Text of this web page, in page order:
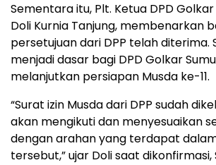
Sementara itu, Plt. Ketua DPD
Doli Kurnia Tanjung, membenarkan
persetujuan dari DPP telah diterima.
menjadi dasar bagi DPD Golkar
melanjutkan persiapan Musda ke-11.
“Surat izin Musda dari DPP sudah
akan mengikuti dan menyesuaikan
dengan arahan yang terdapat
tersebut,” ujar Doli saat